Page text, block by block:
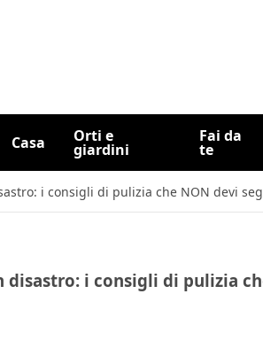
Casa Orti e
giardini
Fai da
te
i consigli di pulizia che NON devi
disastro: i consigli di pulizia